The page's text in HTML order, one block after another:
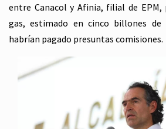
entre Canacol y Afinia, filial de
gas, estimado en cinco billones
habrían pagado presuntas comisiones.